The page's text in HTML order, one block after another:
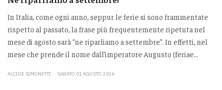
In Italia, come ogni anno, seppur le ferie si sono frammentate
rispetto al passato, la frase più frequentemente ripetuta nel
mese di agosto sarà “ne riparliamo a settembre”. In effetti, nel
mese che prende il nome dall’imperatore Augusto (feriae...
ALCIDE SIMONETTI SABATO 01 AGOSTO 2026